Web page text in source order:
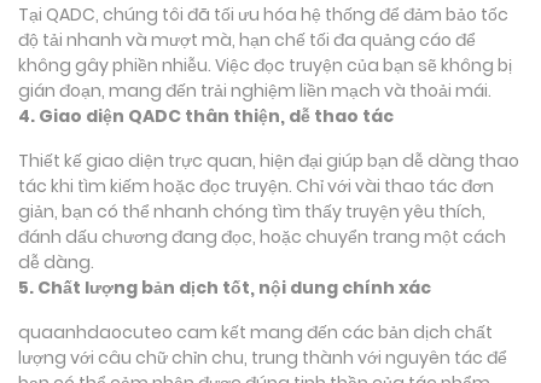
Tại QADC, chúng tôi đã tối ưu hóa hệ thống để đảm bảo tốc
độ tải nhanh và mượt mà, hạn chế tối đa quảng cáo để
không gây phiền nhiễu. Việc đọc truyện của bạn sẽ không bị
gián đoạn, mang đến trải nghiệm liền mạch và thoải mái.
4. Giao diện QADC thân thiện, dễ thao tác
Thiết kế giao diện trực quan, hiện đại giúp bạn dễ dàng thao
tác khi tìm kiếm hoặc đọc truyện. Chỉ với vài thao tác đơn
giản, bạn có thể nhanh chóng tìm thấy truyện yêu thích,
đánh dấu chương đang đọc, hoặc chuyển trang một cách
dễ dàng.
5. Chất lượng bản dịch tốt, nội dung chính xác
quaanhdaocuteo cam kết mang đến các bản dịch chất
lượng với câu chữ chỉn chu, trung thành với nguyên tác để